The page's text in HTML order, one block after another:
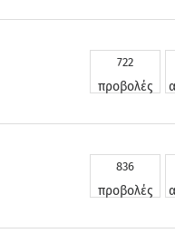
722
προβολές
836
προβολές